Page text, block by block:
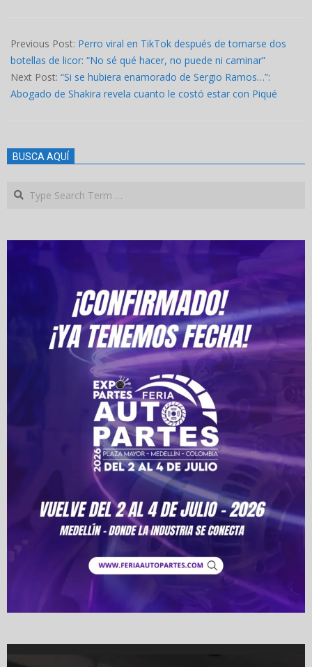
11-
21
Previous Post: Perro viral en TikTok después de tomarse dos
botellas de licor: “No sé qué hacer, no puede ni caminar”
Next Post: “Si se hubiera enamorado de Sergio Ramos…”:
Abogado de Shakira revela cuanto le costó estar con Piqué
BUSCA AQUÍ
Search